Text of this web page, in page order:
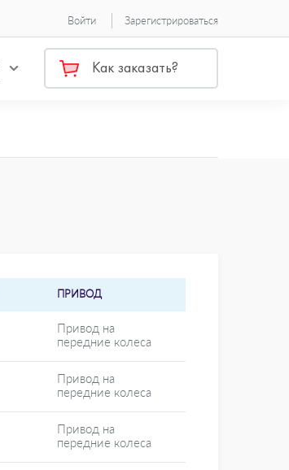
Войти Зарегистрироваться
Как заказать?
ПРИВОД
Привод на
передние колеса
Привод на
передние колеса
Привод на
передние колеса